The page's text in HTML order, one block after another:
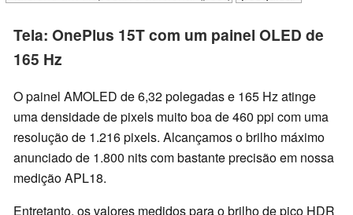
Tela: OnePlus 15T com um painel OLED de
165 Hz
O painel AMOLED de 6,32 polegadas e 165 Hz atinge
uma densidade de pixels muito boa de 460 ppi com uma
resolução de 1.216 pixels. Alcançamos o brilho máximo
anunciado de 1.800 nits com bastante precisão em nossa
medição APL18.
Entretanto, os valores medidos para o brilho de pico HDR